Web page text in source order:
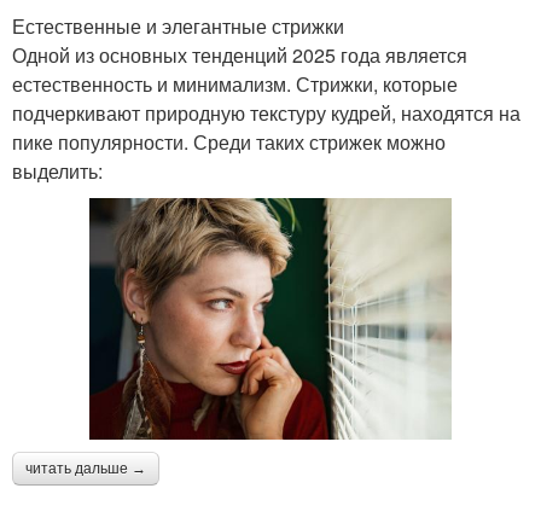
Естественные и элегантные стрижки
Одной из основных тенденций 2025 года является
естественность и минимализм. Стрижки, которые
подчеркивают природную текстуру кудрей, находятся на
пике популярности. Среди таких стрижек можно
выделить:
читать дальше →